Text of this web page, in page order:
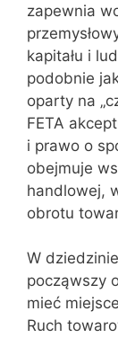
zapewnia
kapitału i
podobnie
oparty na
FETA
i prawo o
obejmuje
handlowej,
obrotu
W
począwszy
mieć
Ruch